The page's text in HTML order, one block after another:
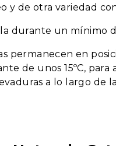
y de otra variedad
durante un mínimo
permanecen en
de unos 15ºC,
a lo largo de